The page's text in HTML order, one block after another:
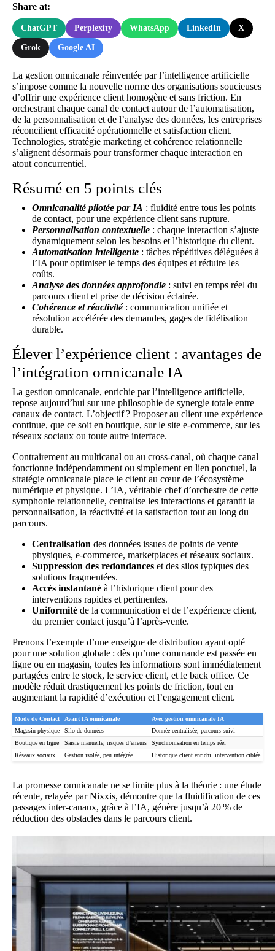
Share at:
ChatGPT Perplexity WhatsApp LinkedIn X
Grok Google AI
La gestion omnicanale réinventée par l’intelligence artificielle
s’impose comme la nouvelle norme des organisations soucieuses
d’offrir une expérience client homogène et sans friction. En
orchestrant chaque canal de contact autour de l’automatisation,
de la personnalisation et de l’analyse des données, les entreprises
réconcilient efficacité opérationnelle et satisfaction client.
Technologies, stratégie marketing et cohérence relationnelle
s’alignent désormais pour transformer chaque interaction en
atout concurrentiel.
Résumé en 5 points clés
Omnicanalité pilotée par IA : fluidité entre tous les points
de contact, pour une expérience client sans rupture.
Personnalisation contextuelle : chaque interaction s’ajuste
dynamiquement selon les besoins et l’historique du client.
Automatisation intelligente : tâches répétitives déléguées à
l’IA pour optimiser le temps des équipes et réduire les
coûts.
Analyse des données approfondie : suivi en temps réel du
parcours client et prise de décision éclairée.
Cohérence et réactivité: communication unifiée et
résolution accélérée des demandes, gages de fidélisation
durable.
Élever l’expérience client : avantages de
l’intégration omnicanale IA
La gestion omnicanale, enrichie par l’intelligence artificielle,
repose aujourd’hui sur une philosophie de synergie totale entre
canaux de contact. L’objectif ? Proposer au client une expérience
continue, que ce soit en boutique, sur le site e-commerce, sur les
réseaux sociaux ou toute autre interface.
Contrairement au multicanal ou au cross-canal, où chaque canal
fonctionne indépendamment ou simplement en lien ponctuel, la
stratégie omnicanale place le client au cœur de l’écosystème
numérique et physique. L’IA, véritable chef d’orchestre de cette
symphonie relationnelle, centralise les interactions et garantit la
personnalisation, la réactivité et la satisfaction tout au long du
parcours.
Centralisation des données issues de points de vente
physiques, e-commerce, marketplaces et réseaux sociaux.
Suppression des redondances et des silos typiques des
solutions fragmentées.
Accès instantané à l’historique client pour des
interventions rapides et pertinentes.
Uniformité de la communication et de l’expérience client,
du premier contact jusqu’à l’après-vente.
Prenons l’exemple d’une enseigne de distribution ayant opté
pour une solution globale : dès qu’une commande est passée en
ligne ou en magasin, toutes les informations sont immédiatement
partagées entre le stock, le service client, et le back office. Ce
modèle réduit drastiquement les points de friction, tout en
augmentant la rapidité d’exécution et l’engagement client.
Mode de Contact Avant IA omnicanale
Avec gestion omnicanale IA
Magasin physique
Silo de données
Donnée centralisée, parcours suivi
Boutique en ligne
Saisie manuelle, risques d’erreurs
Synchronisation en temps réel
Réseaux sociaux
Gestion isolée, peu intégrée Historique client enrichi, intervention ciblée
La promesse omnicanale ne se limite plus à la théorie : une étude
récente, relayée parNixxis, démontre que la fluidification de ces
passages inter-canaux, grâce à l’IA, génère jusqu’à 20 % de
réduction des obstacles dans le parcours client.